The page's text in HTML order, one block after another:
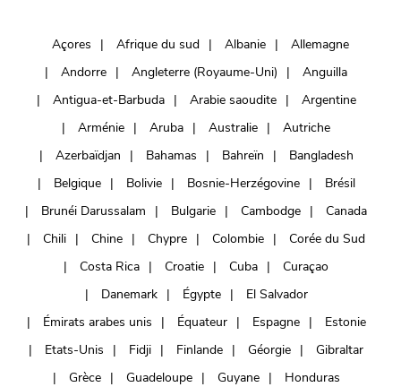
Açores Afrique du sud Albanie
Allemagne
Andorre
Angleterre (Royaume-Uni)
Anguilla
Antigua-et-Barbuda
Arabie saoudite
Argentine
Arménie
Aruba Australie
Autriche
Azerbaïdjan
Bahamas Bahreïn
Bangladesh
Belgique
Bolivie Bosnie-Herzégovine
Brésil
Brunéi Darussalam
Bulgarie Cambodge
Canada
Chili
Chine Chypre Colombie
Corée du Sud
Costa Rica
Croatie Cuba
Curaçao
Danemark
Égypte
El Salvador
Émirats arabes unis
Équateur Espagne
Estonie
Etats-Unis
Fidji Finlande Géorgie
Gibraltar
Grèce
Guadeloupe Guyane
Honduras